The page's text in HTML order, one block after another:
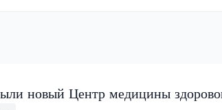
новый Центр медицины